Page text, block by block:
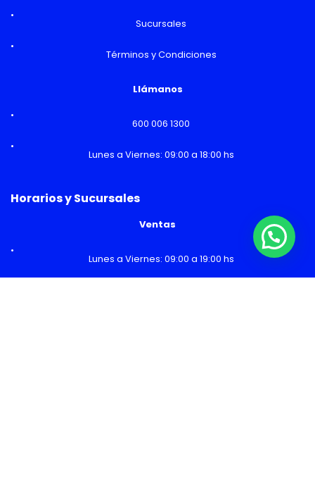
Sucursales
Términos y Condiciones
Llámanos
600 006 1300
Lunes a Viernes: 09:00 a 18:00 hs
Horarios y Sucursales
Ventas
Lunes a Viernes: 09:00 a 19:00 hs